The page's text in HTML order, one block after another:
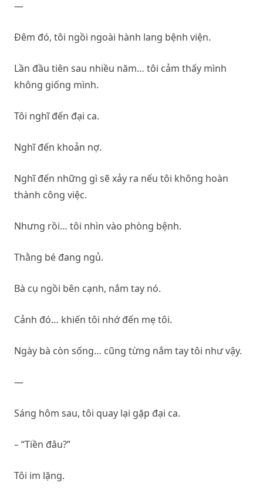
—
Đêm đó, tôi ngồi ngoài hành lang bệnh viện.
Lần đầu tiên sau nhiều năm… tôi cảm thấy mình
không giống mình.
Tôi nghĩ đến đại ca.
Nghĩ đến khoản nợ.
Nghĩ đến những gì sẽ xảy ra nếu tôi không hoàn
thành công việc.
Nhưng rồi… tôi nhìn vào phòng bệnh.
Thằng bé đang ngủ.
Bà cụ ngồi bên cạnh, nắm tay nó.
Cảnh đó… khiến tôi nhớ đến mẹ tôi.
Ngày bà còn sống… cũng từng nắm tay tôi như vậy.
—
Sáng hôm sau, tôi quay lại gặp đại ca.
– “Tiền đâu?”
Tôi im lặng.